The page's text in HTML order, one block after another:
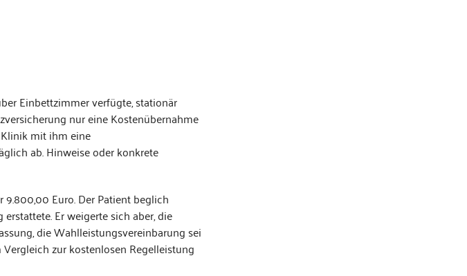
Einbettzimmer verfügte, stationär
nur eine Kostenübernahme
mit ihm eine
ab. Hinweise oder konkrete
Euro. Der Patient beglich
Er weigerte sich aber, die
die Wahlleistungsvereinbarung sei
zur kostenlosen Regelleistung